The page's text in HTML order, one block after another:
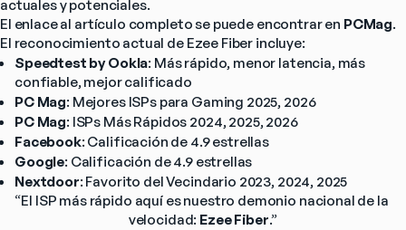
actuales y potenciales.
El enlace al artículo completo se puede encontrar en PCMag.
El reconocimiento actual de Ezee Fiber incluye:
Speedtest by Ookla: Más rápido, menor latencia, más
confiable, mejor calificado
PC Mag: Mejores ISPs para Gaming 2025, 2026
PC Mag: ISPs Más Rápidos 2024, 2025, 2026
Facebook: Calificación de 4.9 estrellas
Google: Calificación de 4.9 estrellas
Nextdoor: Favorito del Vecindario 2023, 2024, 2025
“El ISP más rápido aquí es nuestro demonio nacional de la
velocidad: Ezee Fiber.”